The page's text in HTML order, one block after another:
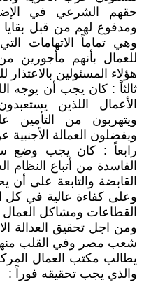
حقهم الشرعي في
ومدفوع لهم من قبل
وهي تماماً الاتهامات
للعمال بأنهم مأجورين
هؤلاء المسئولين بالاعتذار
ثالثاً : كان يجب أن يوجه
الأعمال اللذين
ويتهربون من التأمين
ويفضلون العمالة الأجنبية
رابعاً : كان يجب وضع
الفاسدة من أتباع
القابضة والتابعة على
وعلى كفاءة عالية في
القطاعات ومشاكل العمال
ومن اجل تحقيق العدالة
شعب مصر وفي القلب منهم
يطالب مكتب العمال
والذي يجب تحقيقه فوراً :